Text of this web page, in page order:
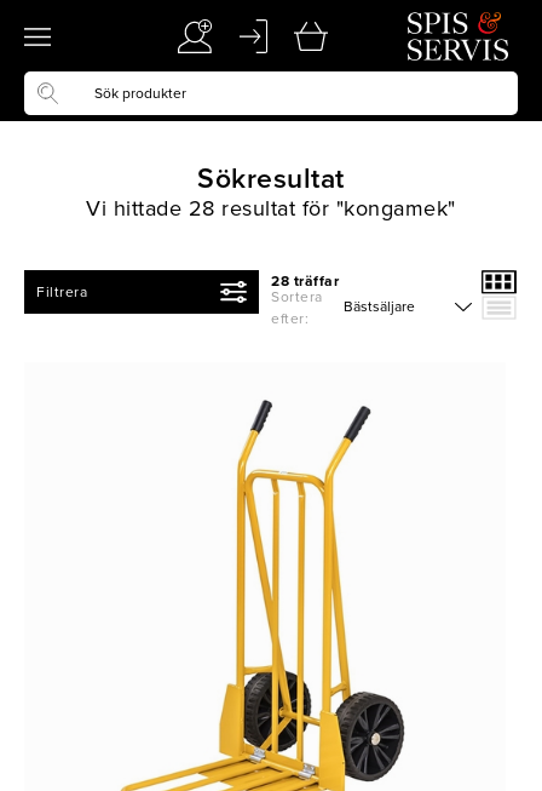
Sökresultat
Vi hittade 28 resultat för "kongamek"
Filtrera
28 träffar
Sortera
efter: